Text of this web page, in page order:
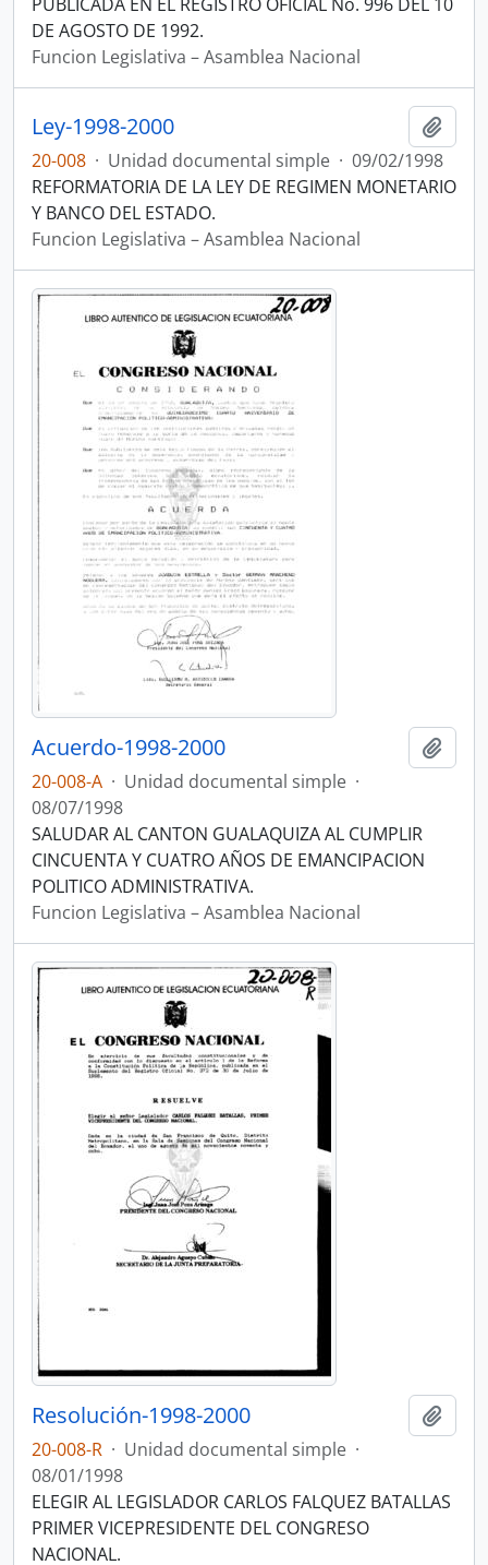
DE AGOSTO DE 1992.
Funcion Legislativa – Asamblea Nacional
Ley-1998-2000
20-008 · Unidad documental simple · 09/02/1998
REFORMATORIA DE LA LEY DE REGIMEN MONETARIO
Y BANCO DEL ESTADO.
Funcion Legislativa – Asamblea Nacional
Acuerdo-1998-2000
20-008-A · Unidad documental simple ·
08/07/1998
SALUDAR AL CANTON GUALAQUIZA AL CUMPLIR
CINCUENTA Y CUATRO AÑOS DE EMANCIPACION
POLITICO ADMINISTRATIVA.
Funcion Legislativa – Asamblea Nacional
Resolución-1998-2000
20-008-R · Unidad documental simple ·
08/01/1998
ELEGIR AL LEGISLADOR CARLOS FALQUEZ BATALLAS
PRIMER VICEPRESIDENTE DEL CONGRESO
NACIONAL.